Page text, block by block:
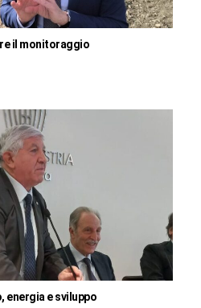
il monitoraggio
energia e sviluppo